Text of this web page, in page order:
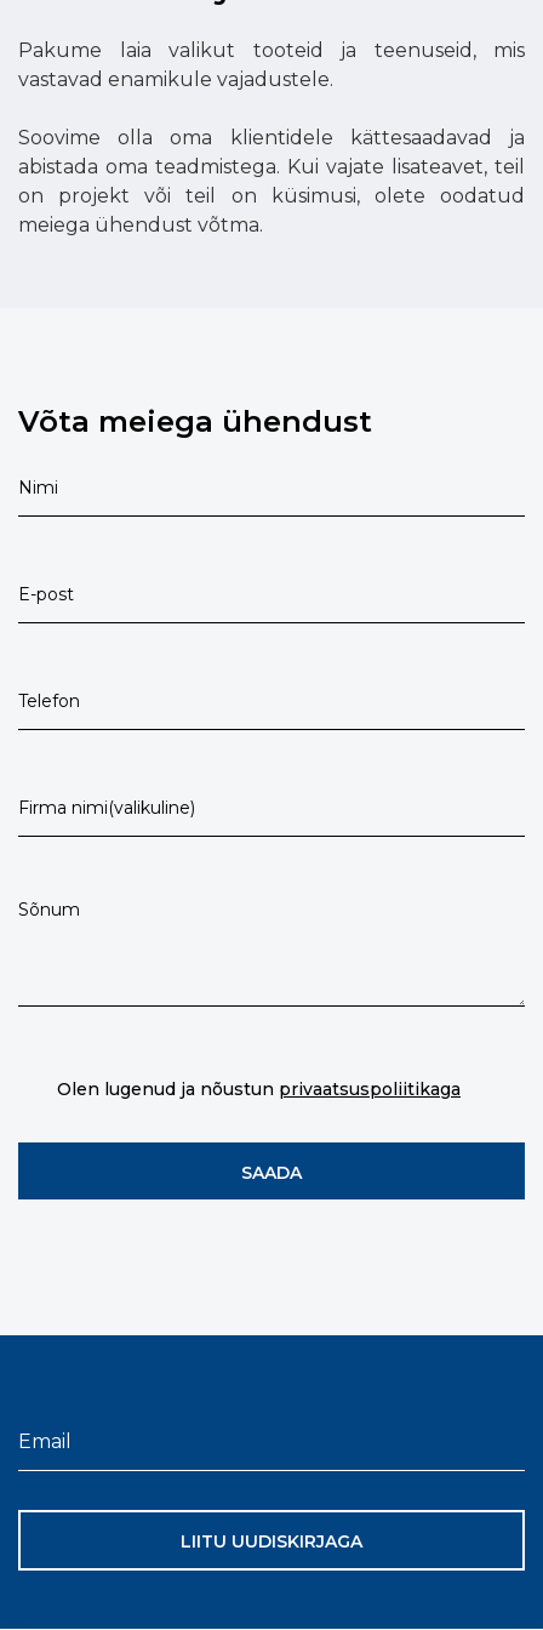
Pakume laia valikut tooteid ja teenuseid, mis
vastavad enamikule vajadustele.
Soovime olla oma klientidele kättesaadavad ja
abistada oma teadmistega. Kui vajate lisateavet, teil
on projekt või teil on küsimusi, olete oodatud
meiega ühendust võtma.
Võta meiega ühendust
Olen lugenud ja nõustun privaatsuspoliitikaga
LIITU UUDISKIRJAGA